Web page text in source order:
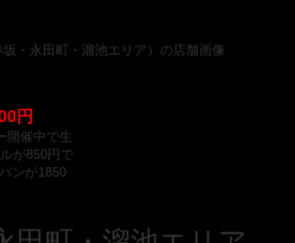
円
催中で生
が850円で
ンが1850